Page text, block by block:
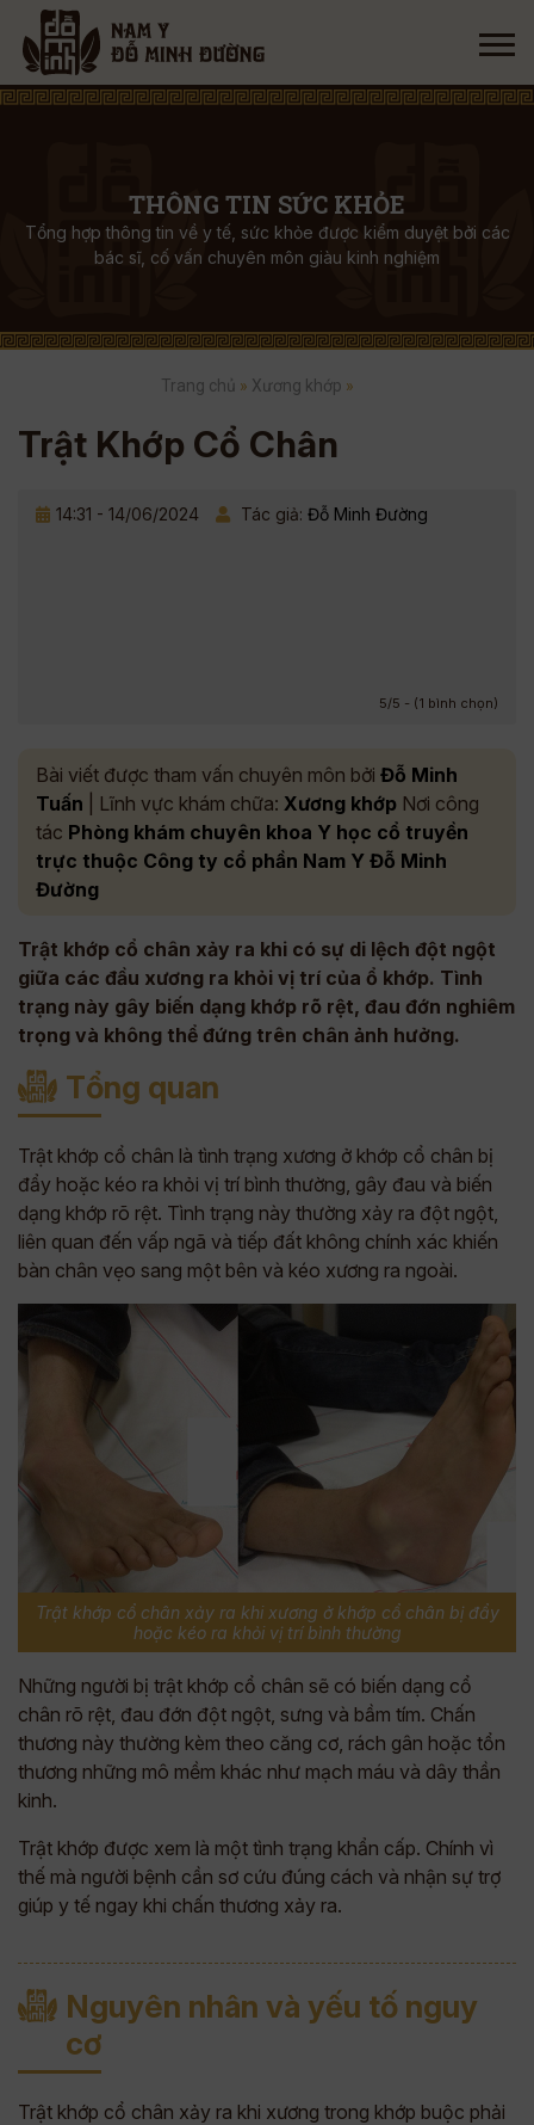
THÔNG TIN SỨC KHỎE
Tổng hợp thông tin về y tế, sức khỏe được kiểm duyệt bởi các
bác sĩ, cố vấn chuyên môn giàu kinh nghiệm
Trang chủ » Xương khớp »
Trật Khớp Cổ Chân
14:31 - 14/06/2024 Tác giả: Đỗ Minh Đường
5/5 - (1 bình chọn)
Bài viết được tham vấn chuyên môn bởi Đỗ Minh
Tuấn | Lĩnh vực khám chữa: Xương khớp Nơi công
tác Phòng khám chuyên khoa Y học cổ truyền
trực thuộc Công ty cổ phần Nam Y Đỗ Minh
Đường
Trật khớp cổ chân xảy ra khi có sự di lệch đột ngột
giữa các đầu xương ra khỏi vị trí của ổ khớp. Tình
trạng này gây biến dạng khớp rõ rệt, đau đớn nghiêm
trọng và không thể đứng trên chân ảnh hưởng.
Tổng quan
Trật khớp cổ chân là tình trạng xương ở khớp cổ chân bị
đẩy hoặc kéo ra khỏi vị trí bình thường, gây đau và biến
dạng khớp rõ rệt. Tình trạng này thường xảy ra đột ngột,
liên quan đến vấp ngã và tiếp đất không chính xác khiến
bàn chân vẹo sang một bên và kéo xương ra ngoài.
Trật khớp cổ chân xảy ra khi xương ở khớp cổ chân bị đẩy
hoặc kéo ra khỏi vị trí bình thường
Những người bị trật khớp cổ chân sẽ có biến dạng cổ
chân rõ rệt, đau đớn đột ngột, sưng và bầm tím. Chấn
thương này thường kèm theo căng cơ, rách gân hoặc tổn
thương những mô mềm khác như mạch máu và dây thần
kinh.
Trật khớp được xem là một tình trạng khẩn cấp. Chính vì
thế mà người bệnh cần sơ cứu đúng cách và nhận sự trợ
giúp y tế ngay khi chấn thương xảy ra.
Nguyên nhân và yếu tố nguy
cơ
Trật khớp cổ chân xảy ra khi xương trong khớp buộc phải